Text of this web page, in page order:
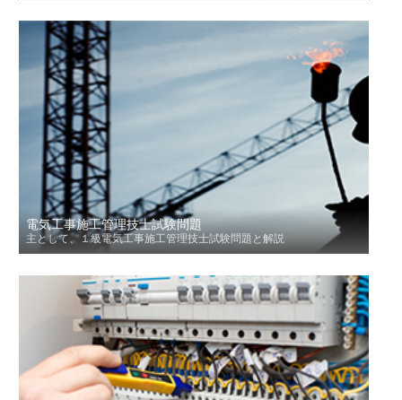
電気工事施工管理技士試験問題
主として、１級電気工事施工管理技士試験問題と解説